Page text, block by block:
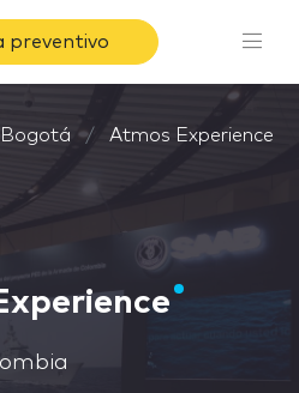
preventivo
Bogotá Atmos Experience